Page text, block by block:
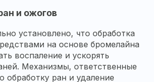
и ожогов
установлено, что обработка
на основе бромелайна
воспаление и ускорять
Механизмы, ответственные
обработку ран и удаление